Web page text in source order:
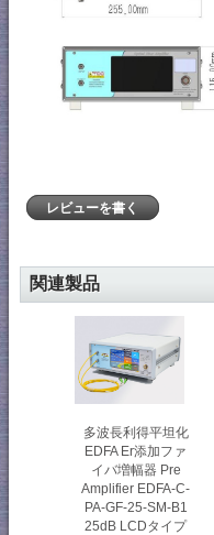
レビューを書く
関連製品
多波長利得平坦化
EDFA Er添加ファ
イバ増幅器 Pre
Amplifier EDFA-C-
PA-GF-25-SM-B1
25dB LCDタイプ